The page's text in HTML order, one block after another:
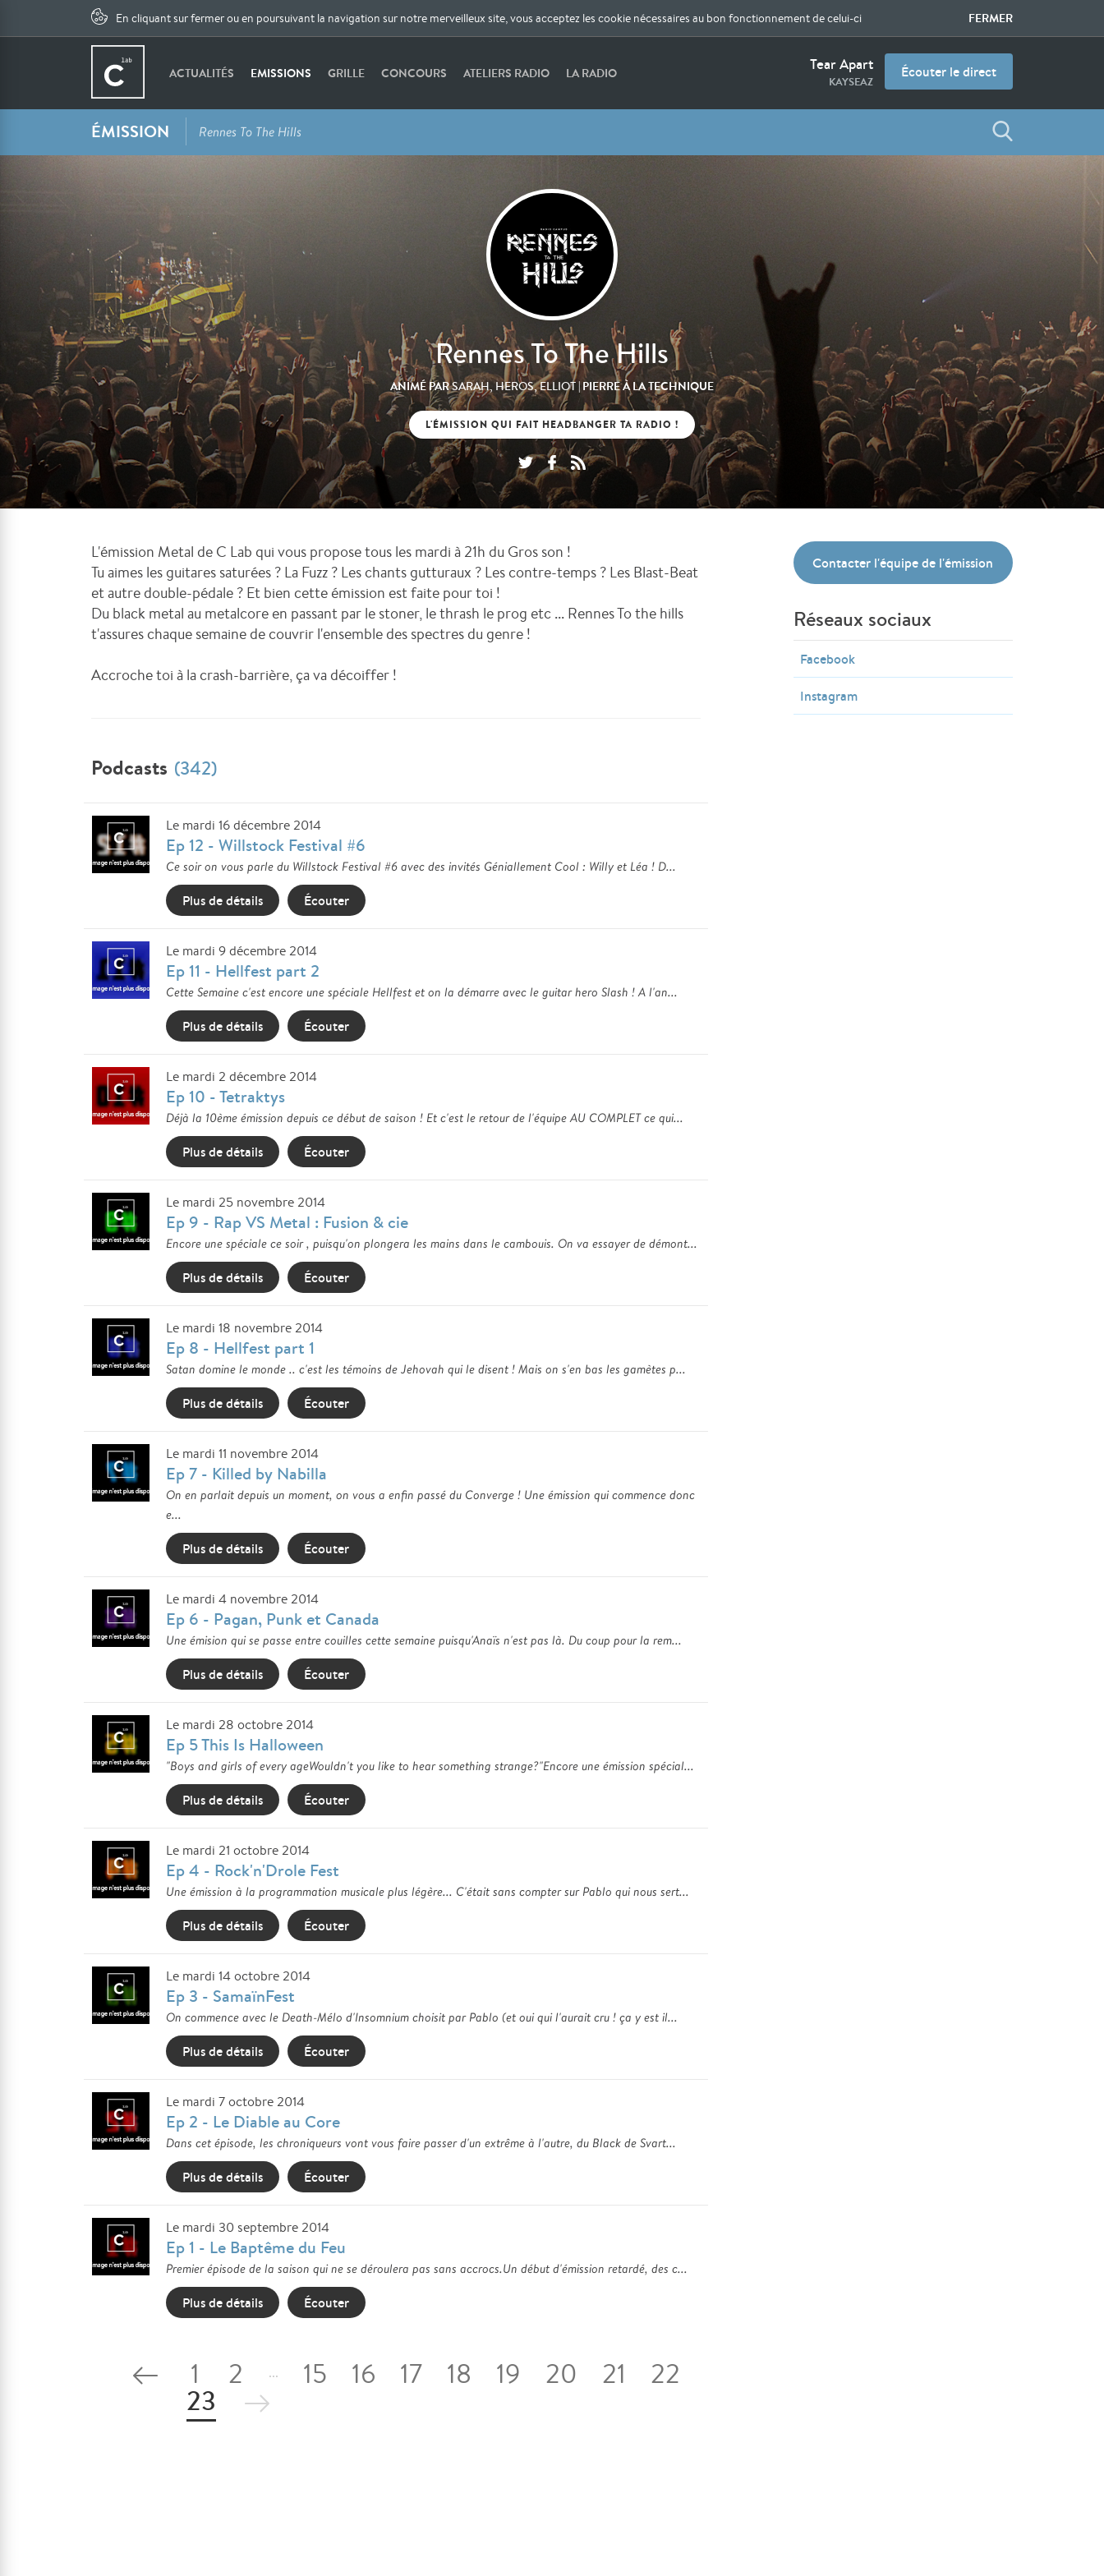
En cliquant sur fermer ou en poursuivant la navigation sur notre merveilleux site, vous acceptez les cookie nécessaires au bon fonctionnement de celui-ci FERMER
ACTUALITÉS EMISSIONS GRILLE CONCOURS ATELIERS RADIO LA RADIO Tear Apart
KAYSEAZ
Écouter le direct
ÉMISSION Rennes To The Hills
Rennes To The Hills
ANIMÉ PARSARAH, HEROS, ELLIOT| PIERRE À LA TECHNIQUE
L'ÉMISSION QUI FAIT HEADBANGER TA RADIO !
L'émission Metal de C Lab qui vous propose tous les mardi à 21h du Gros son !
Tu aimes les guitares saturées ? La Fuzz ? Les chants gutturaux ? Les contre-temps ? Les Blast-Beat
et autre double-pédale ? Et bien cette émission est faite pour toi !
Du black metal au metalcore en passant par le stoner, le thrash le prog etc ... Rennes To the hills
t'assures chaque semaine de couvrir l'ensemble des spectres du genre !
Accroche toi à la crash-barrière, ça va décoiffer !
Podcasts (342)
Le mardi 16 décembre 2014
Ep 12 - Willstock Festival #6
Ce soir on vous parle du Willstock Festival #6 avec des invités Géniallement Cool : Willy et Léa ! D...
Plus de détails Écouter
Le mardi 9 décembre 2014
Ep 11 - Hellfest part 2
Cette Semaine c'est encore une spéciale Hellfest et on la démarre avec le guitar hero Slash ! A l'an...
Plus de détails Écouter
Le mardi 2 décembre 2014
Ep 10 - Tetraktys
Déjà la 10ème émission depuis ce début de saison ! Et c'est le retour de l'équipe AU COMPLET ce qui...
Plus de détails Écouter
Le mardi 25 novembre 2014
Ep 9 - Rap VS Metal : Fusion & cie
Encore une spéciale ce soir , puisqu'on plongera les mains dans le cambouis. On va essayer de démont...
Plus de détails Écouter
Le mardi 18 novembre 2014
Ep 8 - Hellfest part 1
Satan domine le monde .. c'est les témoins de Jehovah qui le disent ! Mais on s'en bas les gamètes p...
Plus de détails Écouter
Le mardi 11 novembre 2014
Ep 7 - Killed by Nabilla
On en parlait depuis un moment, on vous a enfin passé du Converge ! Une émission qui commence donc
e...
Plus de détails Écouter
Le mardi 4 novembre 2014
Ep 6 - Pagan, Punk et Canada
Une émision qui se passe entre couilles cette semaine puisqu'Anaïs n'est pas là. Du coup pour la rem...
Plus de détails Écouter
Le mardi 28 octobre 2014
Ep 5 This Is Halloween
"Boys and girls of every ageWouldn't you like to hear something strange?"Encore une émission spécial...
Plus de détails Écouter
Le mardi 21 octobre 2014
Ep 4 - Rock'n'Drole Fest
Une émission à la programmation musicale plus légère... C'était sans compter sur Pablo qui nous sert...
Plus de détails Écouter
Le mardi 14 octobre 2014
Ep 3 - SamaïnFest
On commence avec le Death-Mélo d'Insomnium choisit par Pablo (et oui qui l'aurait cru ! ça y est il...
Plus de détails Écouter
Le mardi 7 octobre 2014
Ep 2 - Le Diable au Core
Dans cet épisode, les chroniqueurs vont vous faire passer d'un extrême à l'autre, du Black de Svart...
Plus de détails Écouter
Le mardi 30 septembre 2014
Ep 1 - Le Baptême du Feu
Premier épisode de la saison qui ne se déroulera pas sans accrocs.Un début d'émission retardé, des c...
Plus de détails Écouter
1 2 ... 15 16 17 18 19 20 21 22
23
Contacter l'équipe de l'émission
Réseaux sociaux
Facebook
Instagram